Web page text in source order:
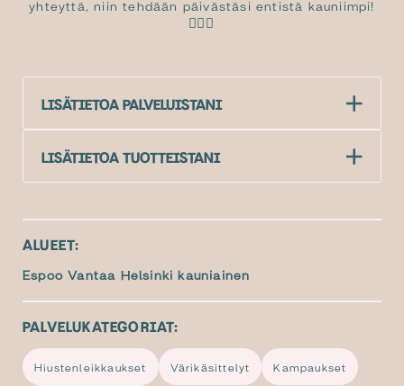
yhteyttä, niin tehdään päivästäsi entistä kauniimpi!
💇‍♀️✨
LISÄTIETOA PALVELUISTANI
LISÄTIETOA TUOTTEISTANI
ALUEET:
Espoo Vantaa Helsinki kauniainen
PALVELUKATEGORIAT:
Hiustenleikkaukset Värikäsittelyt Kampaukset